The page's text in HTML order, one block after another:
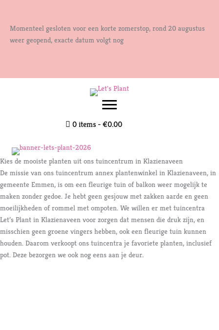
inhoud
Momenteel gesloten voor een korte zomerstop, rond 20 augustus
weer geopend, exacte datum volgt nog
0 items €0.00
Kies de mooiste planten uit ons tuincentrum in Klazienaveen
De missie van ons tuincentrum annex plantenwinkel in Klazienaveen, in
gemeente Emmen, is om een fleurige tuin of balkon weer mogelijk te
maken zonder gedoe. Je hebt geen gesjouw met zakken aarde en geen
moeilijkheden of rommel met ompoten. We willen er met tuincentra
Let’s Plant in Klazienaveen voor zorgen dat mensen die druk zijn, en
misschien geen groene vingers hebben, ook een fleurige tuin kunnen
houden. Daarom verkoopt ons tuincentra je favoriete planten, inclusief
pot. Deze bezorgen we ook nog eens aan je deur.